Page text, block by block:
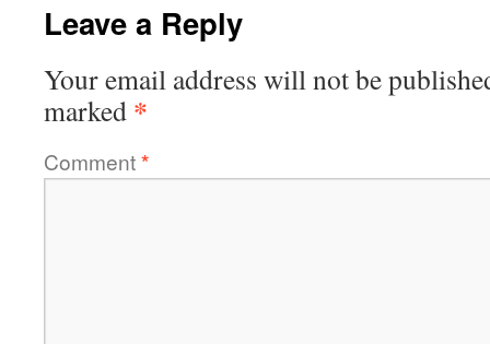
Leave a Reply
Your email address will not be
marked *
Comment*